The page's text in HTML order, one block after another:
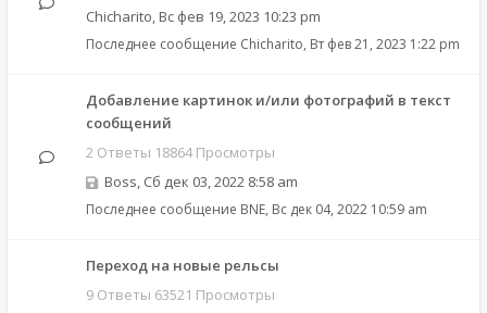
Chicharito, Вс фев 19, 2023 10:23 pm
Последнее сообщение Chicharito, Вт фев 21, 2023 1:22 pm
Добавление картинок и/или фотографий в текст
сообщений
2 Ответы 18864 Просмотры
Boss, Сб дек 03, 2022 8:58 am
Последнее сообщение BNE, Вс дек 04, 2022 10:59 am
Переход на новые рельсы
9 Ответы 63521 Просмотры